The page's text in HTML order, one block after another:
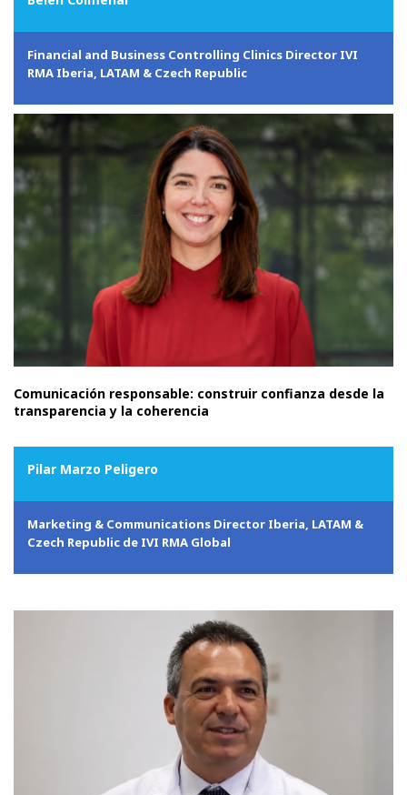
Financial and Business Controlling Clinics Director IVI
RMA Iberia, LATAM & Czech Republic
Comunicación responsable: construir confianza desde la
transparencia y la coherencia
Pilar Marzo Peligero
Marketing & Communications Director Iberia, LATAM &
Czech Republic de IVI RMA Global